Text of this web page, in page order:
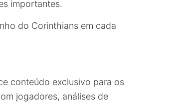
importantes.
do Corinthians em cada
conteúdo exclusivo para os
jogadores, análises de